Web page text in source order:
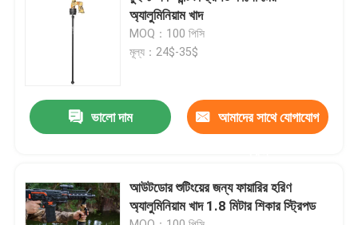
কারখানা ভ্রমণ
আমাদের সাথে যোগাযোগ করুন
শিকার
অ্যালুমিনিয়াম খাদ
MOQ：100 পিসি
মূল্য：24$-35$
ভালো দাম আমাদের সাথে যোগাযোগ
আউটডোর শুটিংয়ের জন্য ফায়ারির হরিণ
অ্যালুমিনিয়াম খাদ 1.8 মিটার শিকার স্ট্রিপড